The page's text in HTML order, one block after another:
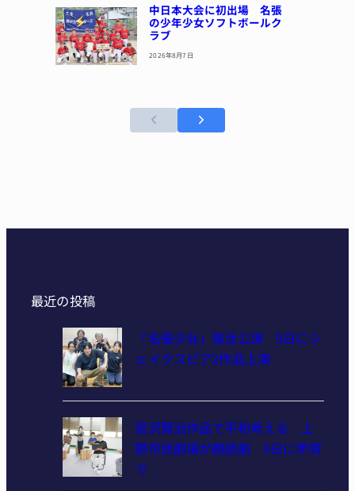
中日本大会に初出場 名張
の少年少女ソフトボールク
ラブ
2026年8月7日
最近の投稿
「名張少女」復活公演 9日にシ
ェイクスピア2作品上演
宮沢賢治作品で平和考える 上
野市民劇場が朗読劇 9日に伊賀
で